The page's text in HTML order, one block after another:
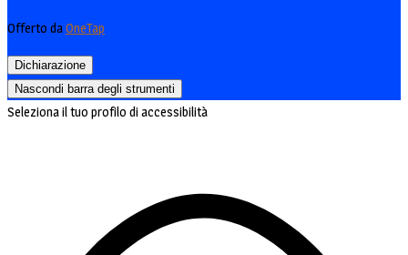
Offerto daOneTap
Dichiarazione
Nascondi barra degli strumenti
Seleziona il tuo profilo di accessibilità